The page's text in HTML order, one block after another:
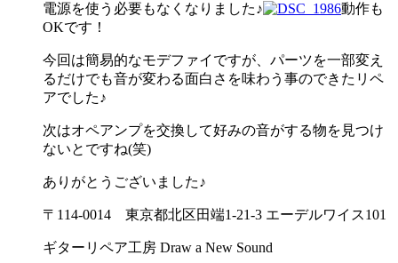
電源を使う必要もなくなりました♪
動作も
OKです！
今回は簡易的なモデファイですが、パーツを一部変え
るだけでも音が変わる面白さを味わう事のできたリペ
アでした♪
次はオペアンプを交換して好みの音がする物を見つけ
ないとですね(笑)
ありがとうございました♪
〒114-0014 東京都北区田端1-21-3 エーデルワイス101
ギターリペア工房 Draw a New Sound